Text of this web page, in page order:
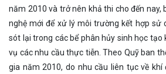
năm 2010 và trở nên khả thi cho đến nay,
nghệ mới để xử lý môi trường kết hợp sử
sót lại trong các bể phân hủy sinh học
vụ các nhu cầu thực tiễn. Theo Quỹ ban
gia năm 2010, do nhu cầu liên tục về